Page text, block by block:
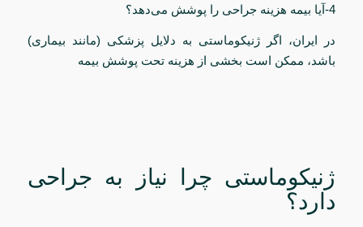
4-آیا بیمه هزینه جراحی را پوشش می‌دهد؟
در ایران، اگر ژنیکوماستی به دلایل پزشکی (مانند بیماری)
باشد، ممکن است بخشی از هزینه تحت پوشش بیمه
ژنیکوماستی چرا نیاز به جراحی
دارد؟